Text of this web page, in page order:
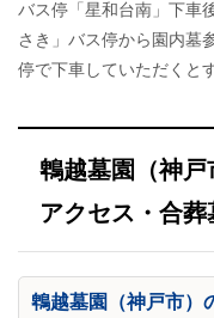
バス停「星和台南」下車
さき」バス停から園内墓
停で下車していただくと
鵯越墓園（神戸
アクセス・合
鵯越墓園（神戸市）